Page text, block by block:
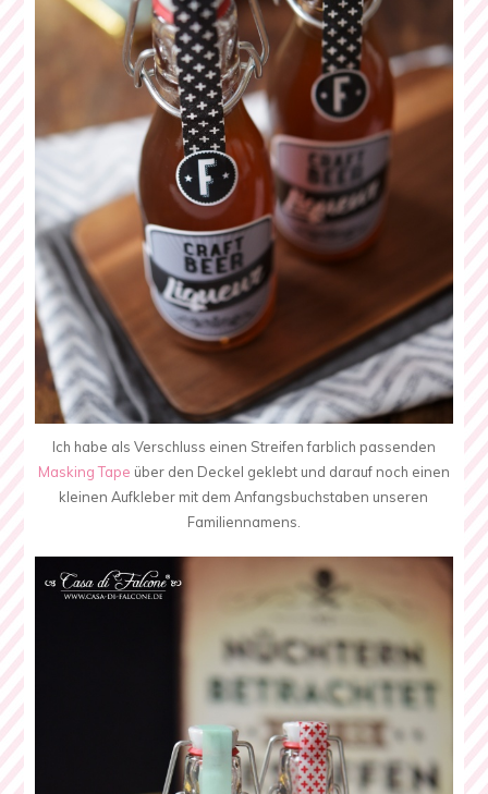
Ich habe als Verschluss einen Streifen farblich passenden
Masking Tape über den Deckel geklebt und darauf noch einen
kleinen Aufkleber mit dem Anfangsbuchstaben unseren
Familiennamens.